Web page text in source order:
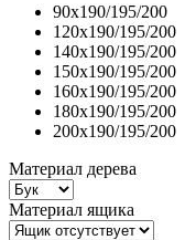
90x190/195/200
120x190/195/200
140x190/195/200
150x190/195/200
160x190/195/200
180x190/195/200
200x190/195/200
Материал дерева
Материал ящика